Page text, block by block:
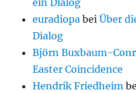
ein Dialog
euradiopa beiÜber
Dialog
Björn Buxbaum-
Easter Coincidence
Hendrik Friedheim